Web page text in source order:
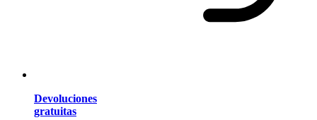
Devoluciones
gratuitas